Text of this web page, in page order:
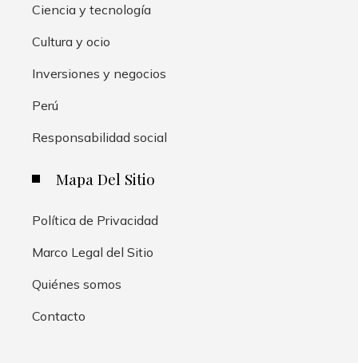
Ciencia y tecnología
Cultura y ocio
Inversiones y negocios
Perú
Responsabilidad social
Mapa Del Sitio
Política de Privacidad
Marco Legal del Sitio
Quiénes somos
Contacto